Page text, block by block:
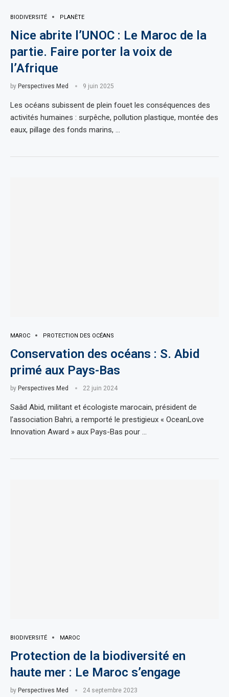
BIODIVERSITÉ PLANÈTE
Nice abrite l’UNOC : Le Maroc de la
partie. Faire porter la voix de
l’Afrique
by Perspectives Med 9 juin 2025
Les océans subissent de plein fouet les conséquences des
activités humaines : surpêche, pollution plastique, montée des
eaux, pillage des fonds marins, …
MAROC PROTECTION DES OCÉANS
Conservation des océans : S. Abid
primé aux Pays-Bas
by Perspectives Med 22 juin 2024
Saâd Abid, militant et écologiste marocain, président de
l’association Bahri, a remporté le prestigieux « OceanLove
Innovation Award » aux Pays-Bas pour …
BIODIVERSITÉ MAROC
Protection de la biodiversité en
haute mer : Le Maroc s’engage
by Perspectives Med 24 septembre 2023